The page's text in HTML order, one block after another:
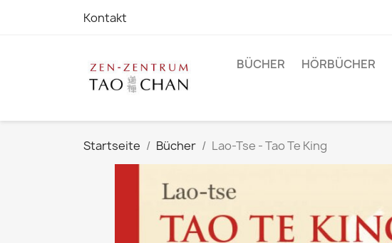
Kontakt
BÜCHER HÖRBÜCHER
Startseite Bücher Lao-Tse - Tao Te King